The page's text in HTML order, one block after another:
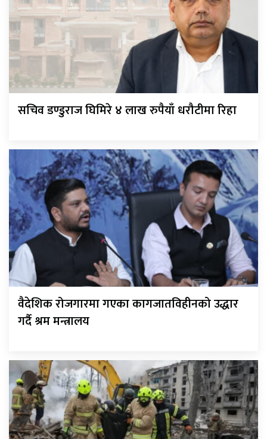
सचिव डण्डुराज घिमिरे ४ लाख रुपैयाँ धरौटीमा रिहा
वैदेशिक रोजगारमा गएका कागजातविहीनको उद्धार
गर्दै श्रम मन्त्रालय